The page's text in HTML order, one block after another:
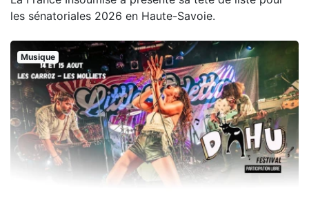
les sénatoriales 2026 en Haute-Savoie.
Musique